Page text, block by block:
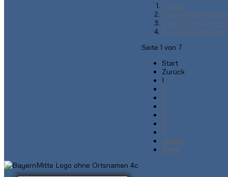
QiGong
Neue
Latin&Pop Dance
Faszientraining am
Seite 1 von 7
Start
Zurück
1
2
3
4
5
6
7
Weiter
Ende